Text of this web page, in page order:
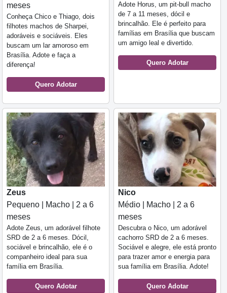
meses
Conheça Chico e Thiago, dois
filhotes machos de Sharpei,
adoráveis e sociáveis. Eles
buscam um lar amoroso em
Brasília. Adote e faça a
diferença!
Quero Adotar
Adote Horus, um pit-bull macho
de 7 a 11 meses, dócil e
brincalhão. Ele é perfeito para
famílias em Brasília que buscam
um amigo leal e divertido.
Quero Adotar
Zeus
Pequeno | Macho | 2 a 6
meses
Adote Zeus, um adorável filhote
SRD de 2 a 6 meses. Dócil,
sociável e brincalhão, ele é o
companheiro ideal para sua
família em Brasília.
Quero Adotar
Nico
Médio | Macho | 2 a 6
meses
Descubra o Nico, um adorável
cachorro SRD de 2 a 6 meses.
Sociável e alegre, ele está pronto
para trazer amor e energia para
sua família em Brasília. Adote!
Quero Adotar